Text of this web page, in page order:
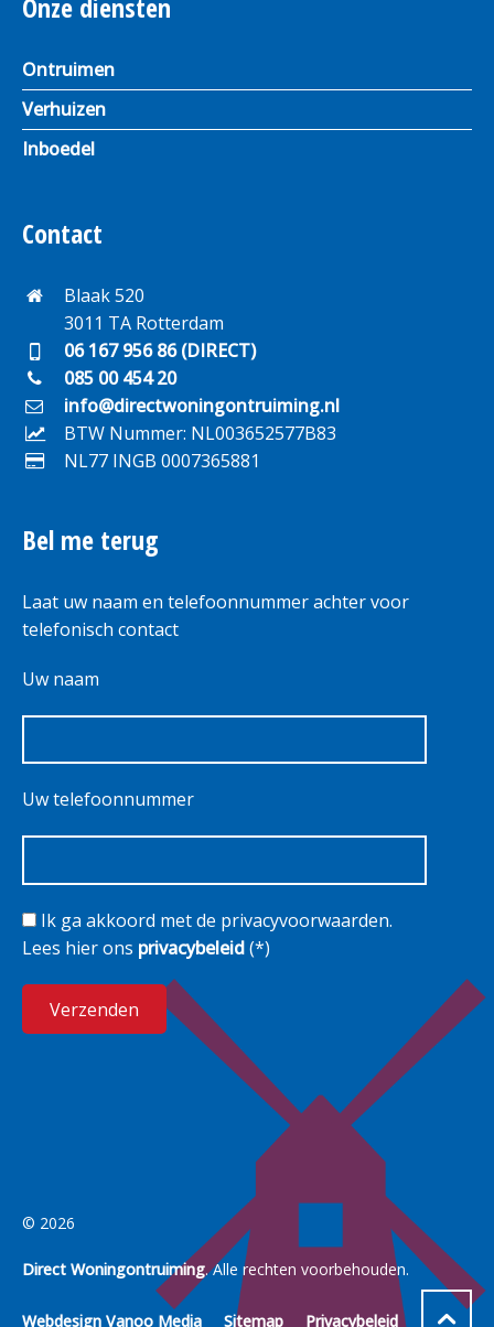
Ontruimen
Verhuizen
Inboedel
Contact
Blaak 520
3011 TA Rotterdam
06 167 956 86 (DIRECT)
085 00 454 20
info@directwoningontruiming.nl
BTW Nummer: NL003652577B83
NL77 INGB 0007365881
Bel me terug
Laat uw naam en telefoonnummer achter voor
telefonisch contact
Uw naam
Uw telefoonnummer
Ik ga akkoord met de privacyvoorwaarden.
Lees hier ons privacybeleid(*)
© 2026
Direct Woningontruiming. Alle rechten voorbehouden.
Webdesign Vanoo Media Sitemap Privacybeleid